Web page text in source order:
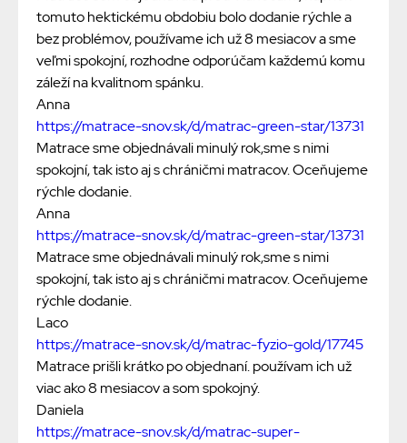
tomuto hektickému obdobiu bolo dodanie rýchle a
bez problémov, používame ich už 8 mesiacov a sme
veľmi spokojní, rozhodne odporúčam každemú komu
záleží na kvalitnom spánku.
Anna
https://matrace-snov.sk/d/matrac-green-star/13731
Matrace sme objednávali minulý rok,sme s nimi
spokojní, tak isto aj s chráničmi matracov. Oceňujeme
rýchle dodanie.
Anna
https://matrace-snov.sk/d/matrac-green-star/13731
Matrace sme objednávali minulý rok,sme s nimi
spokojní, tak isto aj s chráničmi matracov. Oceňujeme
rýchle dodanie.
Laco
https://matrace-snov.sk/d/matrac-fyzio-gold/17745
Matrace prišli krátko po objednaní. používam ich už
viac ako 8 mesiacov a som spokojný.
Daniela
https://matrace-snov.sk/d/matrac-super-